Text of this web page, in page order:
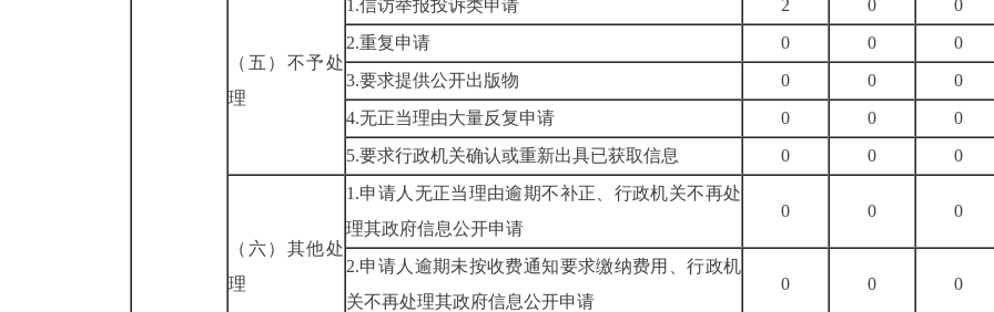
（五）不予处
理
1.信访举报投诉类申请 2 0
0
2.重复申请
0 0
0
3.要求提供公开出版物
0 0
0
4.无正当理由大量反复申请
0 0
0
5.要求行政机关确认或重新出具已获取信息
0 0 0
（六）其他处
理
1.申请人无正当理由逾期不补正、行政机关不再处
理其政府信息公开申请
0 0 0
2.申请人逾期未按收费通知要求缴纳费用、行政机
关不再处理其政府信息公开申请
0 0 0